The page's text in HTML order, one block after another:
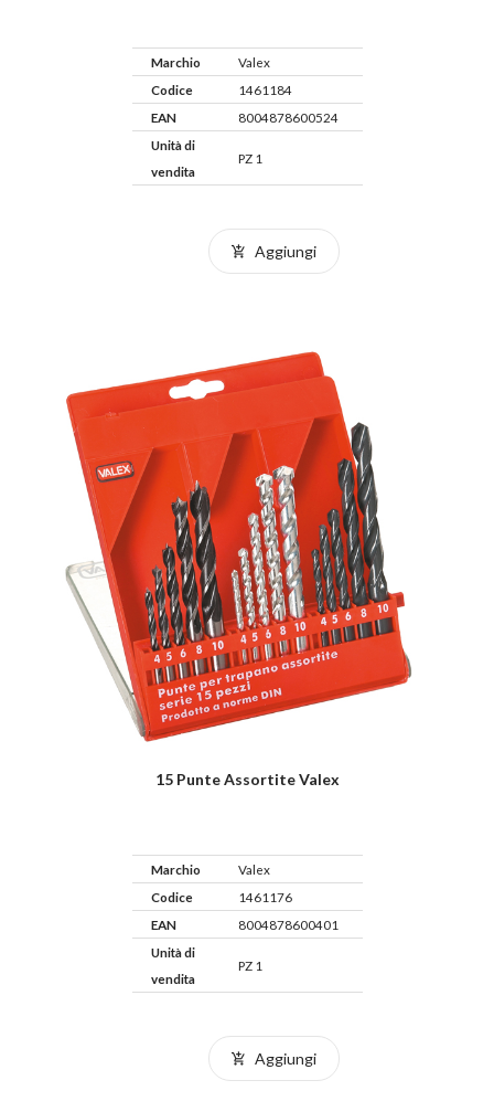
Marchio
Valex
Codice
1461184
EAN
8004878600524
Unità di
vendita
PZ 1
Aggiungi
15 Punte Assortite Valex
Marchio
Valex
Codice
1461176
EAN
8004878600401
Unità di
vendita
PZ 1
Aggiungi